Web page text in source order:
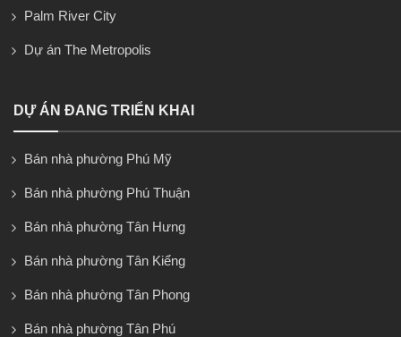
Palm River City
Dự án The Metropolis
DỰ ÁN ĐANG TRIỂN KHAI
Bán nhà phường Phú Mỹ
Bán nhà phường Phú Thuận
Bán nhà phường Tân Hưng
Bán nhà phường Tân Kiểng
Bán nhà phường Tân Phong
Bán nhà phường Tân Phú